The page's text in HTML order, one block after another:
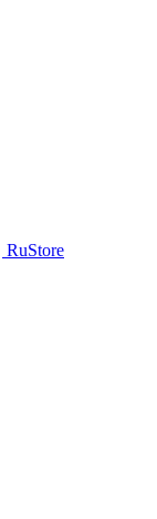
RuStore